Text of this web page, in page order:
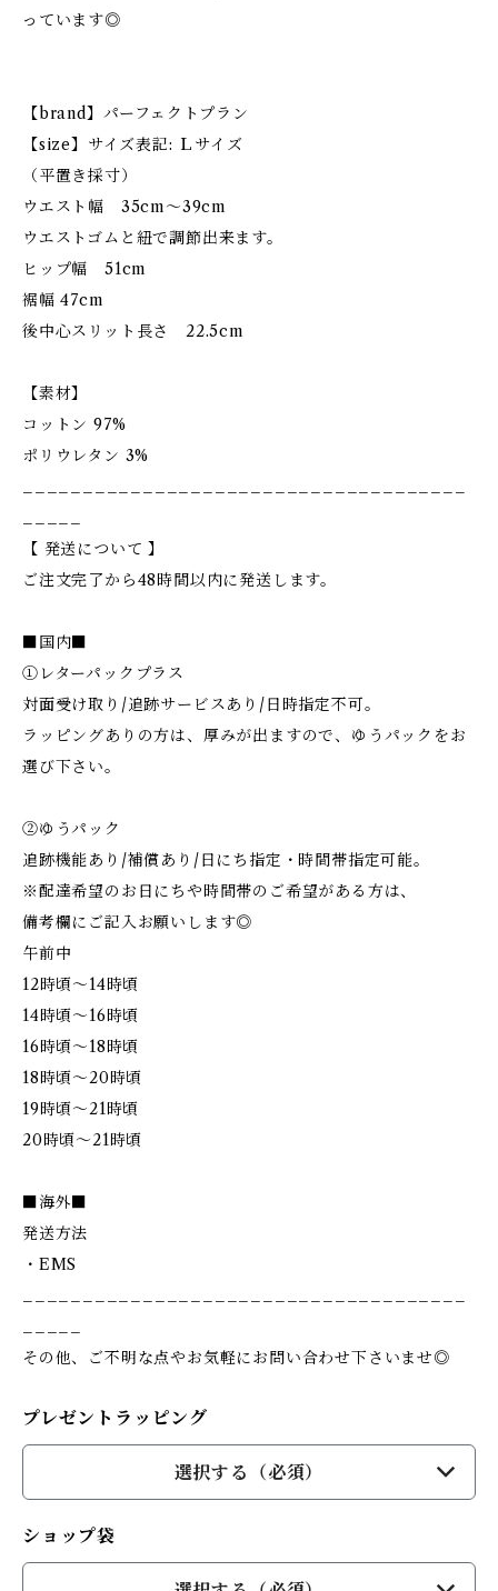
っています◎
【brand】パーフェクトプラン
【size】サイズ表記: Ｌサイズ
（平置き採寸）
ウエスト幅 35cm〜39cm
ウエストゴムと紐で調節出来ます。
ヒップ幅 51cm
裾幅 47cm
後中心スリット長さ 22.5cm
【素材】
コットン 97%
ポリウレタン 3%
【 発送について 】
ご注文完了から48時間以内に発送します。
■国内■
①レターパックプラス
対面受け取り/追跡サービスあり/日時指定不可。
ラッピングありの方は、厚みが出ますので、ゆうパックをお
選び下さい。
②ゆうパック
追跡機能あり/補償あり/日にち指定・時間帯指定可能。
※配達希望のお日にちや時間帯のご希望がある方は、
備考欄にご記入お願いします◎
午前中
12時頃～14時頃
14時頃～16時頃
16時頃～18時頃
18時頃～20時頃
19時頃～21時頃
20時頃～21時頃
■海外■
発送方法
・EMS
その他、ご不明な点やお気軽にお問い合わせ下さいませ◎
プレゼントラッピング
選択する（必須）
ショップ袋